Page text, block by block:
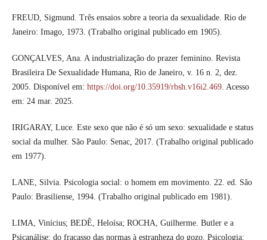
FREUD, Sigmund. Três ensaios sobre a teoria da sexualidade. Rio de
Janeiro: Imago, 1973. (Trabalho original publicado em 1905).
GONÇALVES, Ana. A industrialização do prazer feminino. Revista
Brasileira De Sexualidade Humana, Rio de Janeiro, v. 16 n. 2, dez.
2005. Disponível em: https://doi.org/10.35919/rbsh.v16i2.469. Acesso
em: 24 mar. 2025.
IRIGARAY, Luce. Este sexo que não é só um sexo: sexualidade e status
social da mulher. São Paulo: Senac, 2017. (Trabalho original publicado
em 1977).
LANE, Silvia. Psicologia social: o homem em movimento. 22. ed. São
Paulo: Brasiliense, 1994. (Trabalho original publicado em 1981).
LIMA, Vinícius; BEDÊ, Heloísa; ROCHA, Guilherme. Butler e a
Psicanálise: do fracasso das normas à estranheza do gozo. Psicologia: